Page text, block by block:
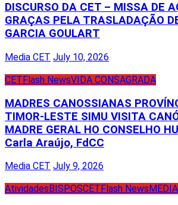
DISCURSO DA CET – MISSA DE
GRAÇAS PELA TRASLADAÇÃO
GARCIA GOULART
Media CET July 10, 2026
CETFlash NewsVIDA CONSAGRADA
MADRES CANOSSIANAS
TIMOR-LESTE SIMU VISITA
MADRE GERAL HO CONSELHO
Carla Araújo, FdCC
Media CET July 9, 2026
Atividades BISPOSCET Flash News